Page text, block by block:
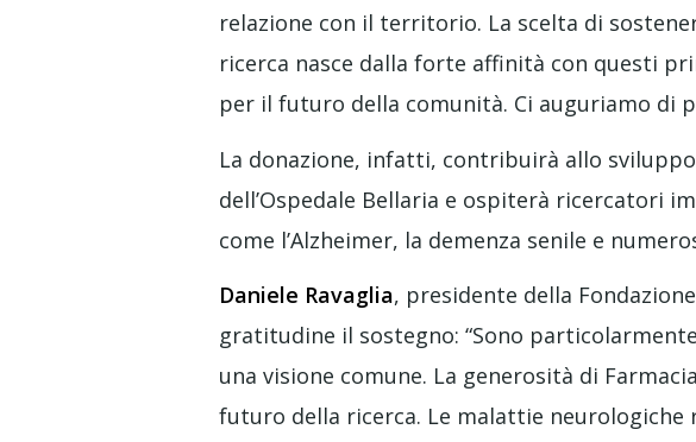
relazione con il territorio. La scelta di
ricerca nasce dalla forte affinità con questi
per il futuro della comunità. Ci auguriamo di
La donazione, infatti, contribuirà allo
dell’Ospedale Bellaria e ospiterà ricercatori
come l’Alzheimer, la demenza senile e
Daniele Ravaglia, presidente della
gratitudine il sostegno: “Sono
una visione comune. La generosità di
futuro della ricerca. Le malattie